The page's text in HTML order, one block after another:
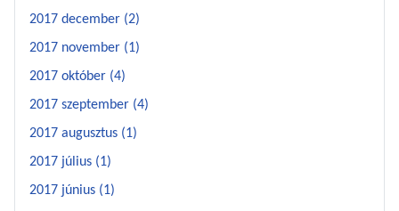
2017 december (2)
2017 november (1)
2017 október (4)
2017 szeptember (4)
2017 augusztus (1)
2017 július (1)
2017 június (1)